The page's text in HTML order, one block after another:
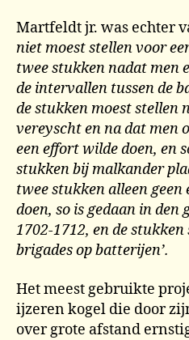
Martfeldt jr. was echter
niet moest stellen voor
twee stukken nadat men
de intervallen tussen de
de stukken moest stellen
vereyscht en na dat men
een effort wilde doen, en
stukken bij malkander
twee stukken alleen geen
doen, so is gedaan in
1702-1712, en de
brigades op batterijen’.
Het meest gebruikte
ijzeren kogel die door
over grote afstand